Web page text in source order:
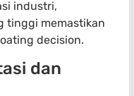
industri,
tinggi memastikan
decision.
dan